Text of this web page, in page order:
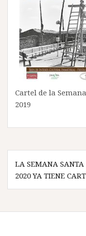
Cartel de la
2019
Navegación
de
entradas
LA SEMANA SANTA
2020 YA TIENE